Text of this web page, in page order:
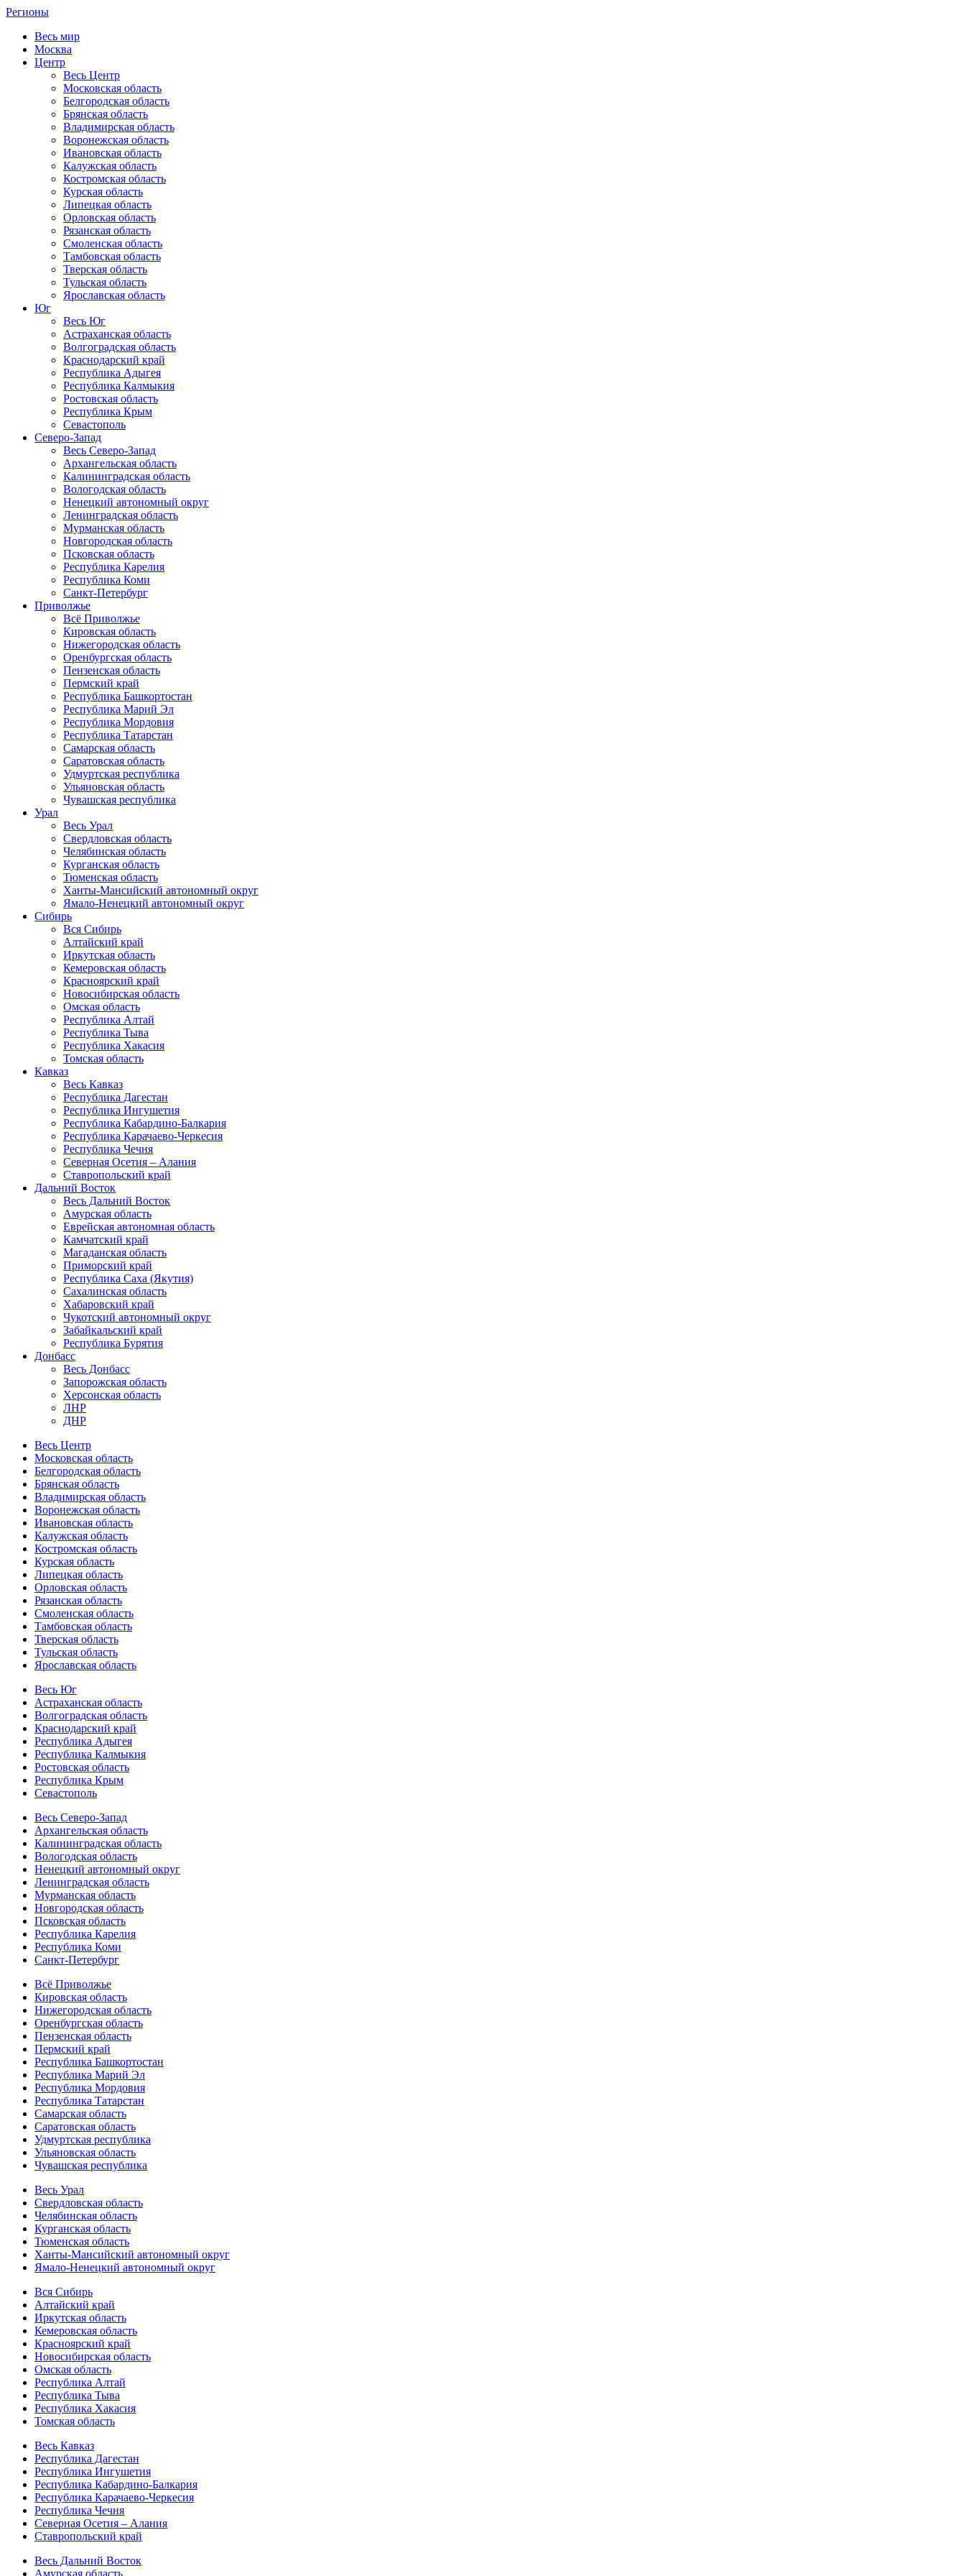
Регионы
Весь мир
Москва
Центр
Весь Центр
Московская область
Белгородская область
Брянская область
Владимирская область
Воронежская область
Ивановская область
Калужская область
Костромская область
Курская область
Липецкая область
Орловская область
Рязанская область
Смоленская область
Тамбовская область
Тверская область
Тульская область
Ярославская область
Юг
Весь Юг
Астраханская область
Волгоградская область
Краснодарский край
Республика Адыгея
Республика Калмыкия
Ростовская область
Республика Крым
Севастополь
Северо-Запад
Весь Северо-Запад
Архангельская область
Калининградская область
Вологодская область
Ненецкий автономный округ
Ленинградская область
Мурманская область
Новгородская область
Псковская область
Республика Карелия
Республика Коми
Санкт-Петербург
Приволжье
Всё Приволжье
Кировская область
Нижегородская область
Оренбургская область
Пензенская область
Пермский край
Республика Башкортостан
Республика Марий Эл
Республика Мордовия
Республика Татарстан
Самарская область
Саратовская область
Удмуртская республика
Ульяновская область
Чувашская республика
Урал
Весь Урал
Свердловская область
Челябинская область
Курганская область
Тюменская область
Ханты-Мансийский автономный округ
Ямало-Ненецкий автономный округ
Сибирь
Вся Сибирь
Алтайский край
Иркутская область
Кемеровская область
Красноярский край
Новосибирская область
Омская область
Республика Алтай
Республика Тыва
Республика Хакасия
Томская область
Кавказ
Весь Кавказ
Республика Дагестан
Республика Ингушетия
Республика Кабардино-Балкария
Республика Карачаево-Черкесия
Республика Чечня
Северная Осетия – Алания
Ставропольский край
Дальний Восток
Весь Дальний Восток
Амурская область
Еврейская автономная область
Камчатский край
Магаданская область
Приморский край
Республика Саха (Якутия)
Сахалинская область
Хабаровский край
Чукотский автономный округ
Забайкальский край
Республика Бурятия
Донбасс
Весь Донбасс
Запорожская область
Херсонская область
ЛНР
ДНР
Весь Центр
Московская область
Белгородская область
Брянская область
Владимирская область
Воронежская область
Ивановская область
Калужская область
Костромская область
Курская область
Липецкая область
Орловская область
Рязанская область
Смоленская область
Тамбовская область
Тверская область
Тульская область
Ярославская область
Весь Юг
Астраханская область
Волгоградская область
Краснодарский край
Республика Адыгея
Республика Калмыкия
Ростовская область
Республика Крым
Севастополь
Весь Северо-Запад
Архангельская область
Калининградская область
Вологодская область
Ненецкий автономный округ
Ленинградская область
Мурманская область
Новгородская область
Псковская область
Республика Карелия
Республика Коми
Санкт-Петербург
Всё Приволжье
Кировская область
Нижегородская область
Оренбургская область
Пензенская область
Пермский край
Республика Башкортостан
Республика Марий Эл
Республика Мордовия
Республика Татарстан
Самарская область
Саратовская область
Удмуртская республика
Ульяновская область
Чувашская республика
Весь Урал
Свердловская область
Челябинская область
Курганская область
Тюменская область
Ханты-Мансийский автономный округ
Ямало-Ненецкий автономный округ
Вся Сибирь
Алтайский край
Иркутская область
Кемеровская область
Красноярский край
Новосибирская область
Омская область
Республика Алтай
Республика Тыва
Республика Хакасия
Томская область
Весь Кавказ
Республика Дагестан
Республика Ингушетия
Республика Кабардино-Балкария
Республика Карачаево-Черкесия
Республика Чечня
Северная Осетия – Алания
Ставропольский край
Весь Дальний Восток
Амурская область